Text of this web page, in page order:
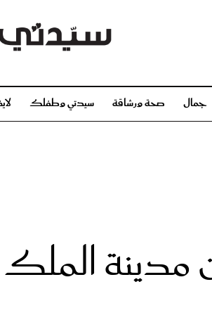
جمال صحة ورشاقة سيدتي وطفلك
مدينة
صحة ورشاقة
مناسبات X سيدتي